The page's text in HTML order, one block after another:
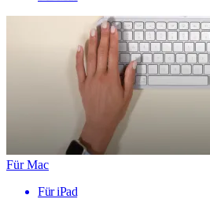
Für Mac
Für iPad